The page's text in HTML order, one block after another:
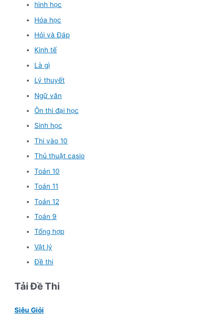
hình học
Hóa học
Hỏi và Đáp
Kinh tế
Là gì
Lý thuyết
Ngữ văn
Ôn thi đại học
Sinh học
Thi vào 10
Thủ thuật casio
Toán 10
Toán 11
Toán 12
Toán 9
Tổng hợp
Vật lý
Đề thi
Tải Đề Thi
Siêu Giỏi